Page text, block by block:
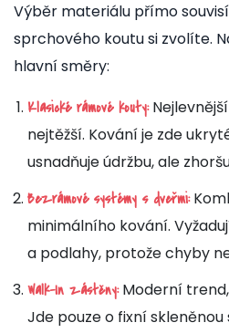
Výběr materiálu přímo
sprchového koutu si zvolíte.
hlavní směry:
Klasické rámové kouty:
nejtěžší. Kování je zde
usnadňuje údržbu, ale
Bezrámové systémy s dveřmi:
minimálního kování.
a podlahy, protože chyby
Walk-In zástěny:Moderní
Jde pouze o fixní